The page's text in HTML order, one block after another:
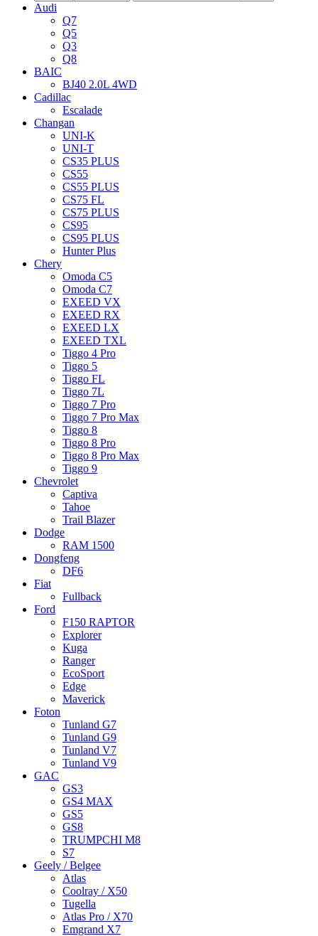
Audi
Q7
Q5
Q3
Q8
BAIC
BJ40 2.0L 4WD
Cadillac
Escalade
Changan
UNI-K
UNI-T
CS35 PLUS
CS55
CS55 PLUS
CS75 FL
CS75 PLUS
CS95
CS95 PLUS
Hunter Plus
Chery
Omoda C5
Omoda C7
EXEED VX
EXEED RX
EXEED LX
EXEED TXL
Tiggo 4 Pro
Tiggo 5
Tiggo FL
Tiggo 7L
Tiggo 7 Pro
Tiggo 7 Pro Max
Tiggo 8
Tiggo 8 Pro
Tiggo 8 Pro Max
Tiggo 9
Chevrolet
Captiva
Tahoe
Trail Blazer
Dodge
RAM 1500
Dongfeng
DF6
Fiat
Fullback
Ford
F150 RAPTOR
Explorer
Kuga
Ranger
EcoSport
Edge
Maverick
Foton
Tunland G7
Tunland G9
Tunland V7
Tunland V9
GAC
GS3
GS4 MAX
GS5
GS8
TRUMPCHI M8
S7
Geely / Belgee
Atlas
Coolray / X50
Tugella
Atlas Pro / X70
Emgrand X7